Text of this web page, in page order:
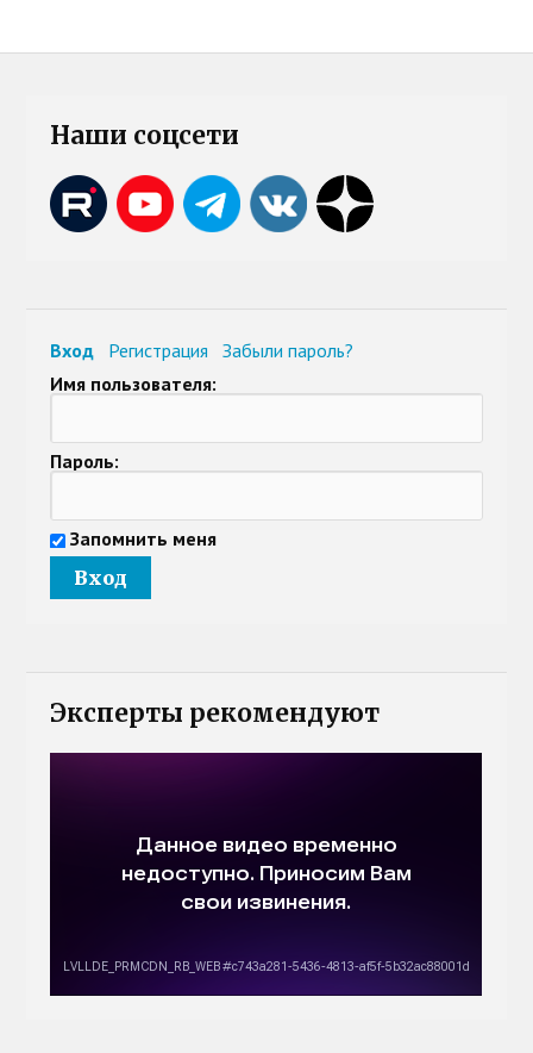
Наши соцсети
Вход Регистрация
Забыли пароль?
Имя пользователя:
Пароль:
Запомнить меня
Эксперты рекомендуют